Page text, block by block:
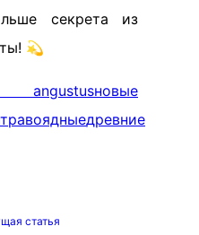
секрета из
💫
angustusновые
травоядныедревние
статья